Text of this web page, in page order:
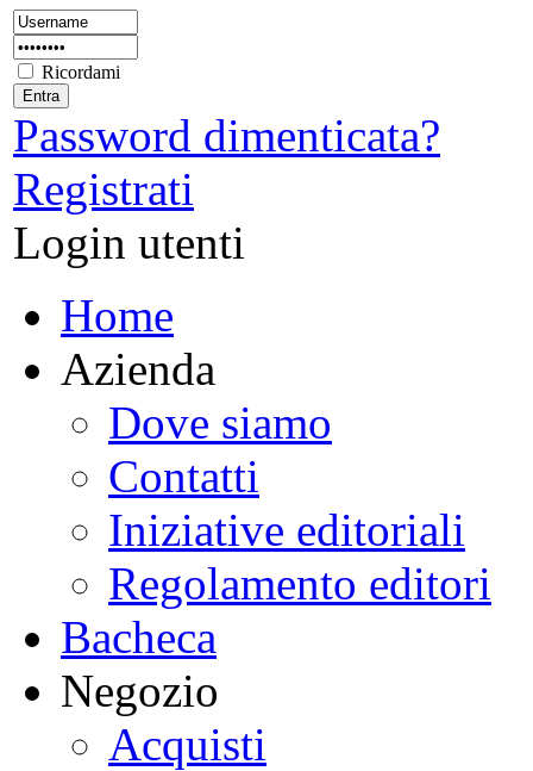
Ricordami
Password dimenticata?
Registrati
Login utenti
Home
Azienda
Dove siamo
Contatti
Iniziative editoriali
Regolamento editori
Bacheca
Negozio
Acquisti